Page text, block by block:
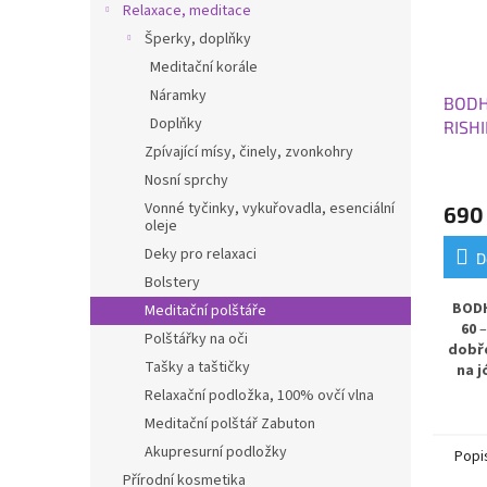
Relaxace, meditace
Šperky, doplňky
Meditační korále
Náramky
Doplňky
Zpívající mísy, činely, zvonkohry
Nosní sprchy
Vonné tyčinky, vykuřovadla, esenciální
oleje
Deky pro relaxaci
Bolstery
Meditační polštáře
Polštářky na oči
Tašky a taštičky
Relaxační podložka, 100% ovčí vlna
Meditační polštář Zabuton
Akupresurní podložky
Přírodní kosmetika
690
60–
na